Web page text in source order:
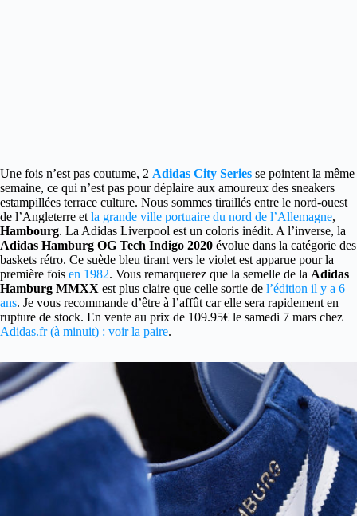
Une fois n’est pas coutume, 2 Adidas City Series se pointent la même
semaine, ce qui n’est pas pour déplaire aux amoureux des sneakers
estampillées terrace culture. Nous sommes tiraillés entre le nord-ouest
de l’Angleterre et la grande ville portuaire du nord de l’Allemagne,
Hambourg. La Adidas Liverpool est un coloris inédit. A l’inverse, la
Adidas Hamburg OG Tech Indigo 2020 évolue dans la catégorie des
baskets rétro. Ce suède bleu tirant vers le violet est apparue pour la
première fois en 1982. Vous remarquerez que la semelle de la Adidas
Hamburg MMXX est plus claire que celle sortie de l’édition il y a 6
ans. Je vous recommande d’être à l’affût car elle sera rapidement en
rupture de stock. En vente au prix de 109.95€ le samedi 7 mars chez
Adidas.fr (à minuit) : voir la paire.